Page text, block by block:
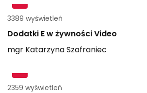
3389 wyświetleń
Dodatki E w żywności Video
mgr KatarzynaSzafraniec
2359 wyświetleń